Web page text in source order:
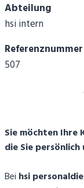
Abteilung
hsi intern
Referenznummer
507
Sie möchten
die Sie
Bei hsi